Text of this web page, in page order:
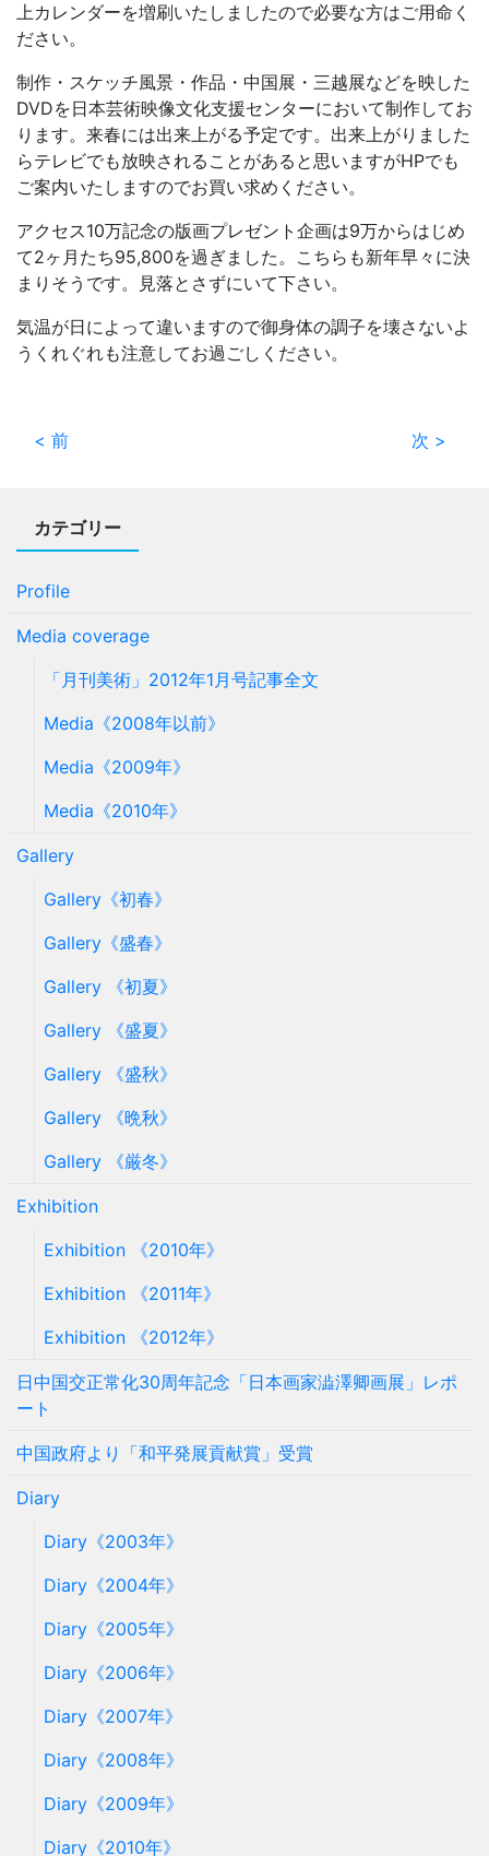
上カレンダーを増刷いたしましたので必要な方はご用命く
ださい。
制作・スケッチ風景・作品・中国展・三越展などを映した
DVDを日本芸術映像文化支援センターにおいて制作してお
ります。来春には出来上がる予定です。出来上がりました
らテレビでも放映されることがあると思いますがHPでも
ご案内いたしますのでお買い求めください。
アクセス10万記念の版画プレゼント企画は9万からはじめ
て2ヶ月たち95,800を過ぎました。こちらも新年早々に決
まりそうです。見落とさずにいて下さい。
気温が日によって違いますので御身体の調子を壊さないよ
うくれぐれも注意してお過ごしください。
< 前 次 >
カテゴリー
Profile
Media coverage
「月刊美術」2012年1月号記事全文
Media《2008年以前》
Media《2009年》
Media《2010年》
Gallery
Gallery《初春》
Gallery《盛春》
Gallery 《初夏》
Gallery 《盛夏》
Gallery 《盛秋》
Gallery 《晩秋》
Gallery 《厳冬》
Exhibition
Exhibition 《2010年》
Exhibition 《2011年》
Exhibition 《2012年》
日中国交正常化30周年記念「日本画家澁澤卿画展」レポ
ート
中国政府より「和平発展貢献賞」受賞
Diary
Diary《2003年》
Diary《2004年》
Diary《2005年》
Diary《2006年》
Diary《2007年》
Diary《2008年》
Diary《2009年》
Diary《2010年》